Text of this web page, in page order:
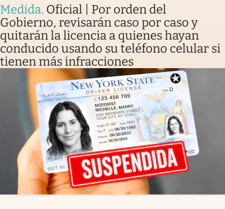
Medida. Oficial | Por orden del
Gobierno, revisarán caso por caso y
quitarán la licencia a quienes hayan
conducido usando su teléfono celular si
tienen más infracciones